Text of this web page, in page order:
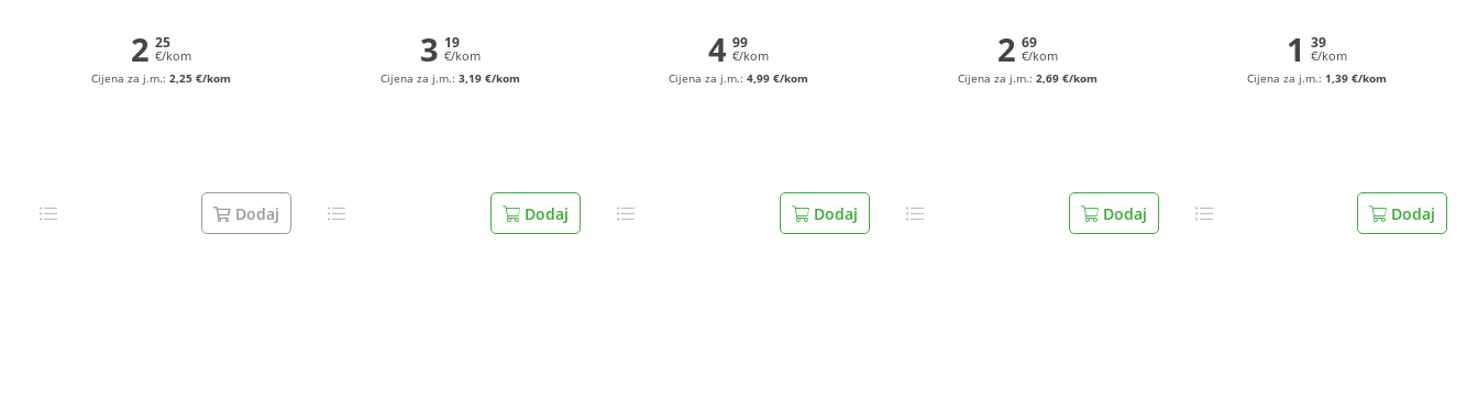
2 25
€/kom
Cijena za j.m.: 2,25 €/kom
Dodaj
3 19
€/kom
Cijena za j.m.: 3,19 €/kom
Dodaj
4 99
€/kom
Cijena za j.m.:4,99 €/kom
Dodaj
2 69
€/kom
Cijena za j.m.:2,69 €/kom
Dodaj
1 39
€/kom
Cijena za j.m.:1,39 €/kom
Dodaj